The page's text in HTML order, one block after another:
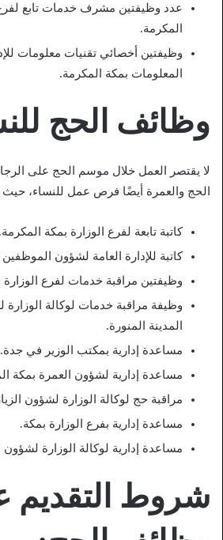
عدد وظيفتين مشرف خدمات تابع
المكرمة.
وظيفتين أخصائي تقنيات معلومات
المعلومات بمكة المكرمة.
وظائف الحج
لا يقتصر العمل خلال موسم الحج على
الحج والعمرة أيضًا فرص عمل للنساء،
كاتبة تابعة لفرع الوزارة بمكة المكرمة.
كاتبة للإدارة العامة لشؤون
وظيفتين مراقبة خدمات لفرع
وظيفة مراقبة خدمات لوكالة الوزارة
المدينة المنورة.
مساعدة إدارية بمكتب الوزير في جدة.
مساعدة إدارية لشؤون العمرة بمكة
مراقبة حج لوكالة الوزارة لشؤون
مساعدة إدارية بفرع الوزارة بمكة.
مساعدة إدارية لوكالة الوزارة لشؤون
شروط التقديم